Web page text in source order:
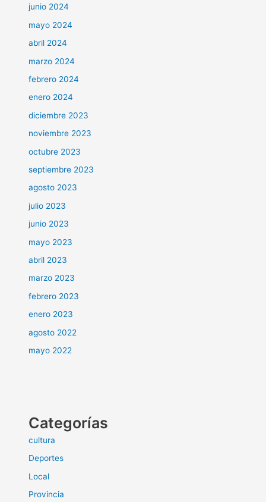
junio 2024
mayo 2024
abril 2024
marzo 2024
febrero 2024
enero 2024
diciembre 2023
noviembre 2023
octubre 2023
septiembre 2023
agosto 2023
julio 2023
junio 2023
mayo 2023
abril 2023
marzo 2023
febrero 2023
enero 2023
agosto 2022
mayo 2022
Categorías
cultura
Deportes
Local
Provincia